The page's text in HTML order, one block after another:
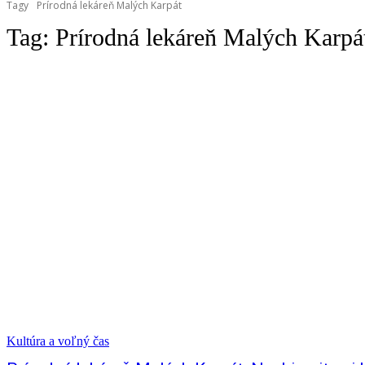
Tagy Prírodná lekáreň Malých Karpát
Tag: Prírodná lekáreň Malých
Kultúra a voľný čas